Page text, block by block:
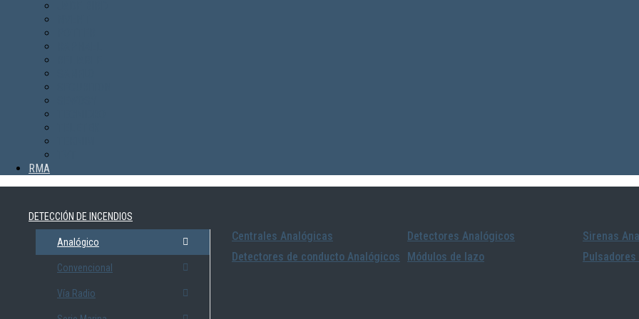
RMA
DETECCIÓN DE INCENDIOS
Analógico
Convencional
Vía Radio
Centrales Analógicas Detectores Analógicos
Sirenas
Detectores de conducto Analógicos
Módulos de lazo